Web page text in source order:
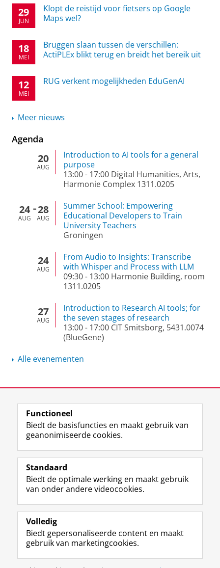
29
JUN
Klopt de reistijd voor fietsers op Google
Maps wel?
18
MEI
Bruggen slaan tussen de verschillen:
ActiPLEx blikt terug en breidt het bereik uit
12
MEI
RUG verkent mogelijkheden EduGenAI
Meer nieuws
Agenda
20
AUG
Introduction to AI tools for a general
purpose
13:00- 17:00Digital Humanities, Arts,
Harmonie Complex 1311.0205
24
AUG
28
AUG
Summer School: Empowering
Educational Developers to Train
University Teachers
Groningen
24
AUG
From Audio to Insights: Transcribe
with Whisper and Process with LLM
09:30- 13:00Harmonie Building, room
1311.0205
27
AUG
Introduction to Research AI tools; for
the seven stages of research
13:00- 17:00CIT Smitsborg, 5431.0074
(BlueGene)
Alle evenementen
View this page in:English
Volg de RUG
F
a
e
b
o
p
a
i
L
i
k
e
I
-
p
g
R
S
-
f
e
R
k
I
n
t
r
m
c
Y
o
T
e
k
a
Studiekiezers
Alumni
Over ons
Functioneel
Biedt de basisfuncties en maakt gebruik van
geanonimiseerde cookies.
Standaard
Biedt de optimale werking en maakt gebruik
van onder andere videocookies.
Volledig
Biedt gepersonaliseerde content en maakt
gebruik van marketingcookies.